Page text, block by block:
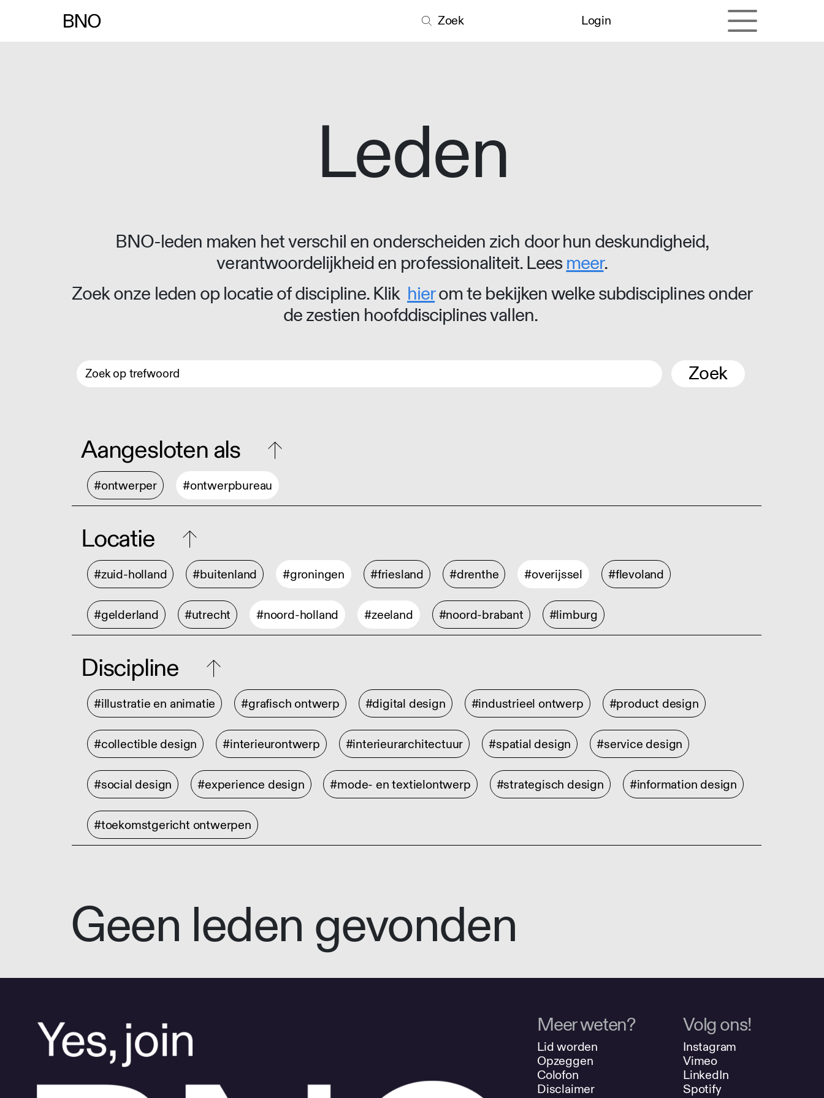
Zoek Login
Leden
BNO-leden maken het verschil en onderscheiden zich door hun deskundigheid,
verantwoordelijkheid en professionaliteit. Leesmeer.
Zoek onze leden op locatie of discipline. Klik hierom te bekijken welke subdisciplines onder
de zestien hoofddisciplines vallen.
Zoek
Aangesloten als
#ontwerper #ontwerpbureau
Locatie
#zuid-holland #buitenland #groningen #friesland #drenthe #overijssel #flevoland
#gelderland #utrecht #noord-holland #zeeland #noord-brabant #limburg
Discipline
#illustratie en animatie #grafisch ontwerp #digital design #industrieel ontwerp #product design
#collectible design #interieurontwerp #interieurarchitectuur #spatial design #service design
#social design #experience design #mode- en textielontwerp #strategisch design #information design
#toekomstgericht ontwerpen
Geen leden gevonden
Meer weten?
Lid worden
Opzeggen
Colofon
Disclaimer
Volg ons!
Instagram
Vimeo
LinkedIn
Spotify